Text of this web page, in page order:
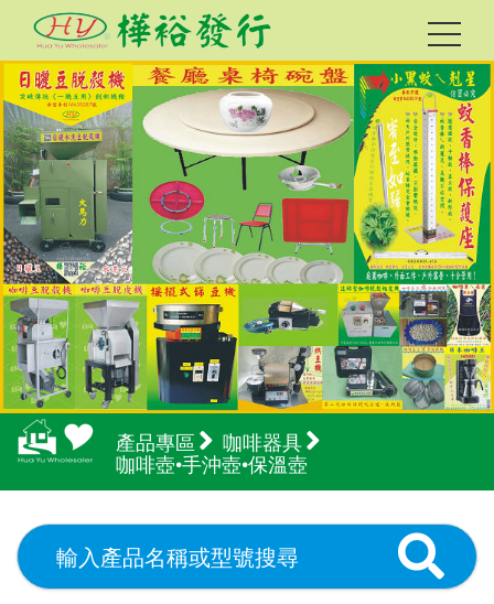
產品專區 咖啡器具
咖啡壺•手沖壺•保溫壺